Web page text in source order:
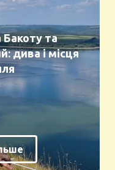
Бакоту та
дива і місця